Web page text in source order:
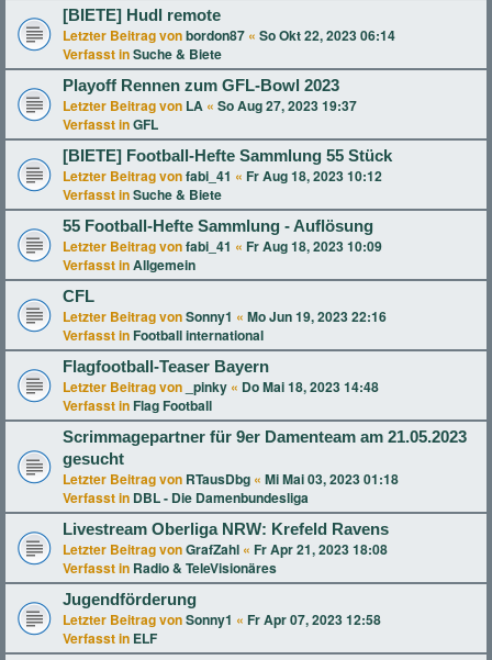
[BIETE] Hudl remote
Letzter Beitrag vonbordon87 « So Okt 22, 2023 06:14
Verfasst inSuche & Biete
Playoff Rennen zum GFL-Bowl 2023
Letzter Beitrag von LA « So Aug 27, 2023 19:37
Verfasst inGFL
[BIETE] Football-Hefte Sammlung 55 Stück
Letzter Beitrag vonfabi_41 « Fr Aug 18, 2023 10:12
Verfasst inSuche & Biete
55 Football-Hefte Sammlung - Auflösung
Letzter Beitrag vonfabi_41 « Fr Aug 18, 2023 10:09
Verfasst inAllgemein
CFL
Letzter Beitrag vonSonny1 « Mo Jun 19, 2023 22:16
Verfasst in Football international
Flagfootball-Teaser Bayern
Letzter Beitrag von _pinky « Do Mai 18, 2023 14:48
Verfasst in Flag Football
Scrimmagepartner für 9er Damenteam am 21.05.2023
gesucht
Letzter Beitrag von RTausDbg « Mi Mai 03, 2023 01:18
Verfasst in DBL - Die Damenbundesliga
Livestream Oberliga NRW: Krefeld Ravens
Letzter Beitrag vonGrafZahl « Fr Apr 21, 2023 18:08
Verfasst in Radio & TeleVisionäres
Jugendförderung
Letzter Beitrag vonSonny1 « Fr Apr 07, 2023 12:58
Verfasst in ELF